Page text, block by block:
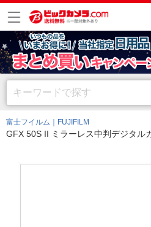
富士フイルム｜FUJIFILM
GFX 50S II ミラーレス中判デジタル